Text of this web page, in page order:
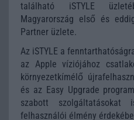
található iSTYLE
Magyarország első és
Partner üzlete.
Az iSTYLE a
az Apple víziójához
környezetkímélő
és az Easy Upgrade
szabott
felhasználói élmény